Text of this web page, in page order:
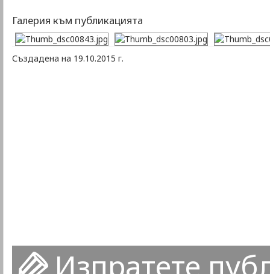
Галерия към публикацията
Създадена на 19.10.2015 г.
Изпратете